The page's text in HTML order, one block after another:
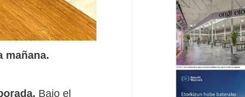
mañana.
Bajo el